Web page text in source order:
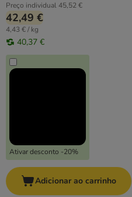
Preço individual45,52 €
42,49 €
4,43 € / kg
40,37 €
Ativar desconto -20%
Adicionar ao carrinho